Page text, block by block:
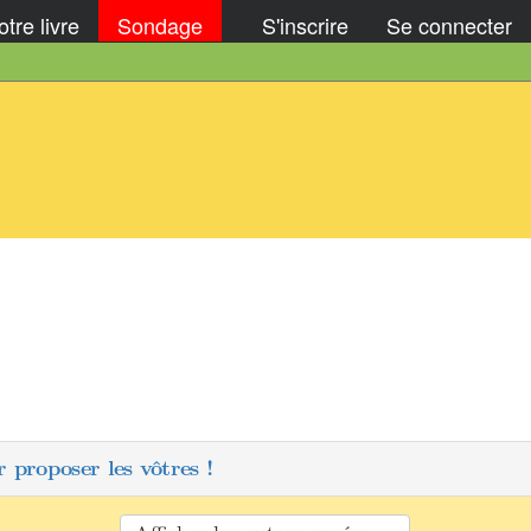
livre Sondage S'inscrire Se connecter
proposer les vôtres !